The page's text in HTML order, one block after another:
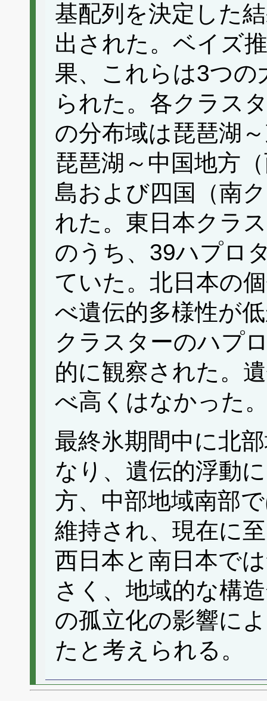
基配列を決定した
出された。ベイズ
果、これらは3つ
られた。各クラス
の分布域は琵琶湖
琵琶湖～中国地方
島および四国（南
れた。東日本クラ
のうち、39ハプロ
ていた。北日本の
べ遺伝的多様性が
クラスターのハプ
的に観察された。
べ高くはなかった
最終氷期間中に北
なり、遺伝的浮動
方、中部地域南部
維持され、現在に
西日本と南日本で
さく、地域的な構
の孤立化の影響に
たと考えられる。